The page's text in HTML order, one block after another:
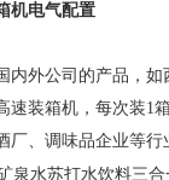
机电气配置
公司的产品，如
速装箱机，每次装1
厂、调味品企业等行
泉水苏打水饮料三